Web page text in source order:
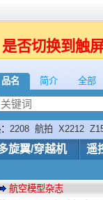
是否切换到触
品名 简介 全部
2208 航拍 X2212
旋翼/穿越机 遥
航空模型杂志